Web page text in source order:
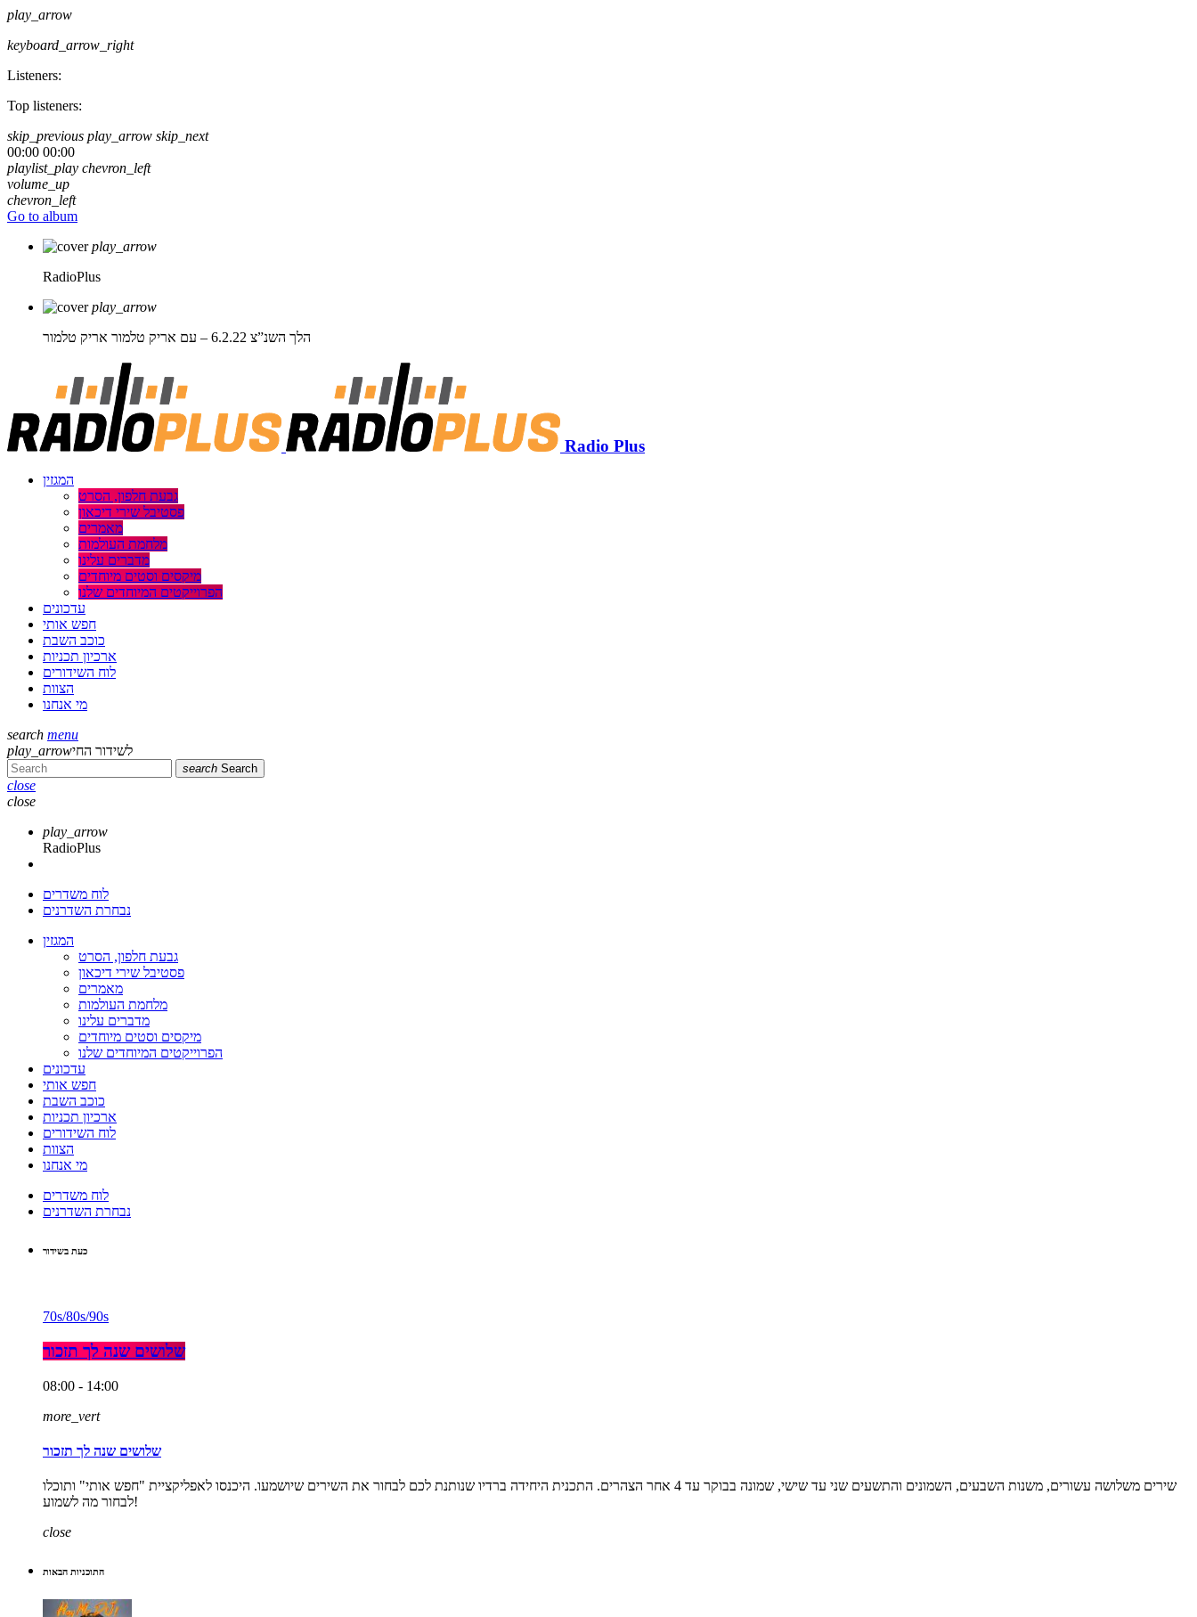
play_arrow
keyboard_arrow_right
Listeners:
Top listeners:
skip_previous play_arrow skip_next
00:00 00:00
playlist_play chevron_left
volume_up
chevron_left
Go to album
play_arrow
RadioPlus
play_arrow
הלך השנ”צ 6.2.22 – עם אריק טלמור
אריק טלמור
Radio Plus
המגזין
גבעת חלפון, הסרט
פסטיבל שירי דיכאון
מאמרים
מלחמת העולמות
מדברים עלינו
מיקסים וסטים מיוחדים
הפרוייקטים המיוחדים שלנו
עדכונים
חפש אותי
כוכב השבת
ארכיון תכניות
לוח השידורים
הצוות
מי אנחנו
search menu
play_arrowלשידור החי
search Search
close
close
play_arrow
RadioPlus
לוח משדרים
נבחרת השדרנים
המגזין
גבעת חלפון, הסרט
פסטיבל שירי דיכאון
מאמרים
מלחמת העולמות
מדברים עלינו
מיקסים וסטים מיוחדים
הפרוייקטים המיוחדים שלנו
עדכונים
חפש אותי
כוכב השבת
ארכיון תכניות
לוח השידורים
הצוות
מי אנחנו
לוח משדרים
נבחרת השדרנים
כעת בשידור
70s/80s/90s
שלושים שנה לך תזכור
08:00 - 14:00
more_vert
שלושים שנה לך תזכור
שירים משלושה עשורים, משנות השבעים, השמונים והתשעים שני עד שישי, שמונה בבוקר עד 4 אחר הצהרים. התכנית היחידה ברדיו שנותנת לכם לבחור את השירים שיושמעו. היכנסו לאפליקציית "חפש אותי" ותוכלו
לבחור מה לשמוע!
close
התוכניות הבאות